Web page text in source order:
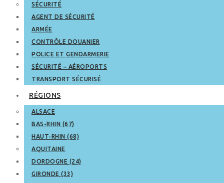
SÉCURITÉ
AGENT DE SÉCURITÉ
ARMÉE
CONTRÔLE DOUANIER
POLICE ET GENDARMERIE
SÉCURITÉ – AÉROPORTS
TRANSPORT SÉCURISÉ
RÉGIONS
ALSACE
BAS-RHIN (67)
HAUT-RHIN (68)
AQUITAINE
DORDOGNE (24)
GIRONDE (33)